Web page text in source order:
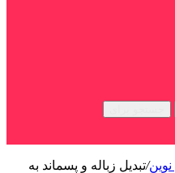
/تبدیل زباله و پسماند به